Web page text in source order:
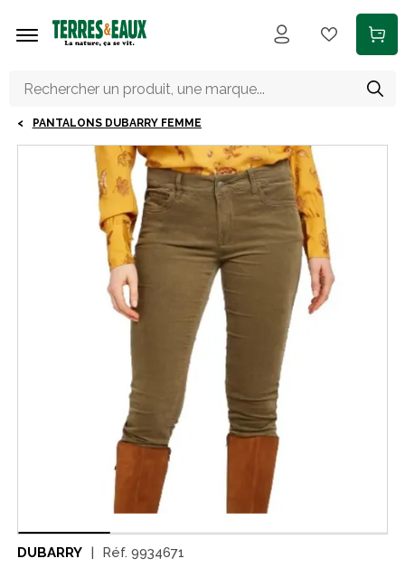
PANTALONS DUBARRY FEMME
DUBARRY Réf. 9934671